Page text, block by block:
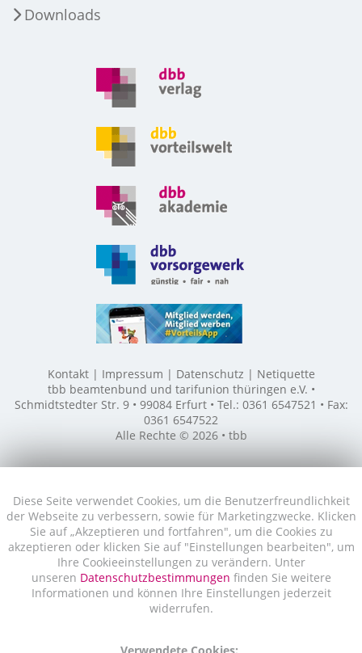
Diese Seite verwendet Cookies, um die Benutzerfreundlichkeit
der Webseite zu verbessern, sowie für Marketingzwecke. Klicken
Sie auf „Akzeptieren und fortfahren", um die Cookies zu
akzeptieren oder klicken Sie auf "Einstellungen bearbeiten", um
Ihre Cookieeinstellungen zu verändern. Unter
unseren Datenschutzbestimmungen finden Sie weitere
Informationen und können Ihre Einstellungen jederzeit
widerrufen.
Downloads
Kontakt Impressum Datenschutz
Netiquette
tbb beamtenbund und tarifunion thüringen e.V. •
Schmidtstedter Str. 9 • 99084 Erfurt • Tel.: 0361 6547521 • Fax:
0361 6547522
Alle Rechte © 2026 • tbb